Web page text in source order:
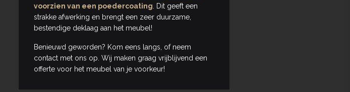
voorzien van een poedercoating . Dit geeft een
strakke afwerking en brengt een zeer duurzame,
bestendige deklaag aan het meubel!
Benieuwd geworden? Kom eens langs, of neem
contact met ons op. Wij maken graag vrijblijvend een
offerte voor het meubel van je voorkeur!